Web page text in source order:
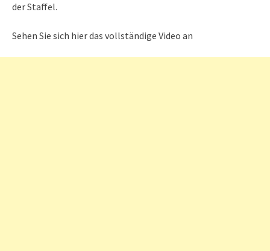
der Staffel.
Sehen Sie sich hier das vollständige Video an